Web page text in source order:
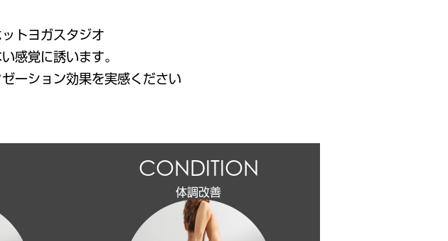
トヨガスタジオ
感覚に誘います。
ーション効果を実感ください
CONDITION
体調改善